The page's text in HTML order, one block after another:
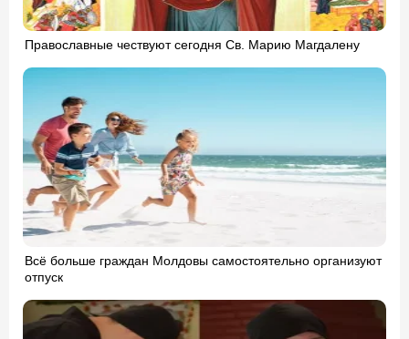
Православные чествуют сегодня Св. Марию Магдалену
Всё больше граждан Молдовы самостоятельно организуют
отпуск